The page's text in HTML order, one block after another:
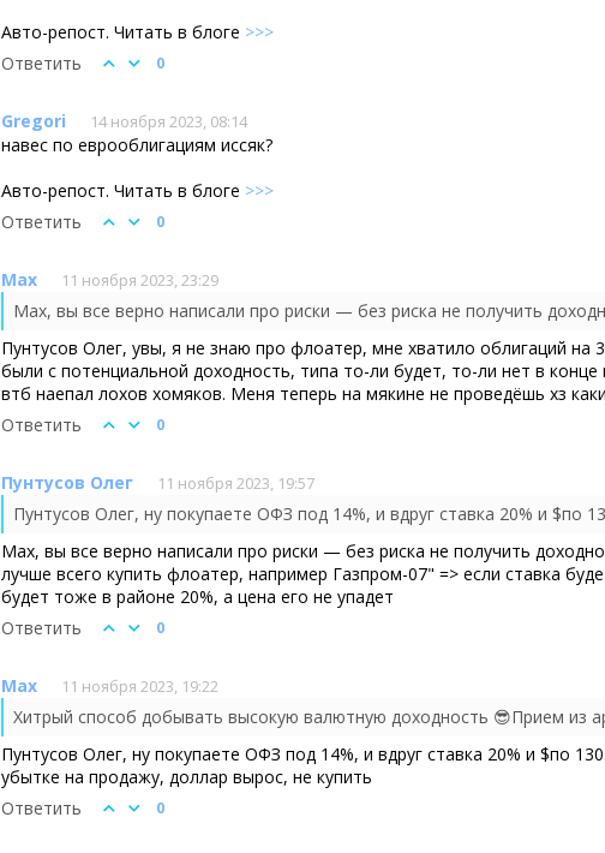
Авто-репост. Читать в блоге >>>
Ответить
0
Gregori 14 ноября 2023, 08:14
навес по еврооблигациям иссяк?
Авто-репост. Читать в блоге >>>
Ответить
0
Max 11 ноября 2023, 23:29
Пунтусов Олег, увы, я не знаю про флоатер, мне хватило облигаций на
были с потенциальной доходность, типа то-ли будет, то-ли нет в
втб наепал лохов хомяков. Меня теперь на мякине не проведёшь хз
Ответить
0
Пунтусов Олег 11 ноября 2023, 19:57
Max, вы все верно написали про риски — без риска не получить
лучше всего купить флоатер, например Газпром-07" => если ставка
будет тоже в районе 20%, а цена его не упадет
Ответить
0
Max 11 ноября 2023, 19:22
Пунтусов Олег, ну покупаете ОФЗ под 14%, и вдруг ставка 20% и $по
убытке на продажу, доллар вырос, не купить
Ответить
0